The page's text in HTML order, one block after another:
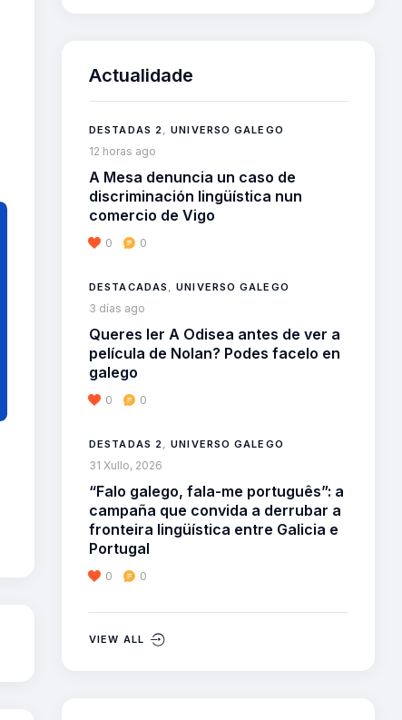
Actualidade
DESTADAS 2 ,UNIVERSO GALEGO
12 horas ago
A Mesa denuncia un caso de
discriminación lingüística nun
comercio de Vigo
0 0
DESTACADAS ,UNIVERSO GALEGO
3 días ago
Queres ler A Odisea antes de ver a
película de Nolan? Podes facelo en
galego
0 0
DESTADAS 2 ,UNIVERSO GALEGO
31 Xullo, 2026
“Falo galego, fala-me português”: a
campaña que convida a derrubar a
fronteira lingüística entre Galicia e
Portugal
0 0
VIEW ALL